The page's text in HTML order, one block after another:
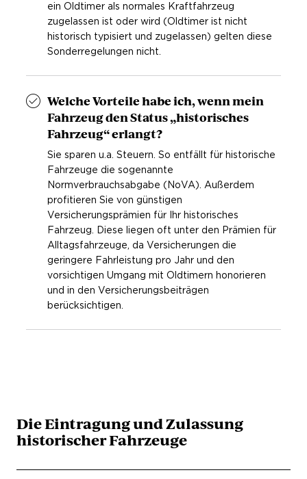
ein Oldtimer als normales Kraftfahrzeug
zugelassen ist oder wird (Oldtimer ist nicht
historisch typisiert und zugelassen) gelten diese
Sonderregelungen nicht.
Welche Vorteile habe ich, wenn mein
Fahrzeug den Status „historisches
Fahrzeug“ erlangt?
Sie sparen u.a. Steuern. So entfällt für historische
Fahrzeuge die sogenannte
Normverbrauchsabgabe (NoVA). Außerdem
profitieren Sie von günstigen
Versicherungsprämien für Ihr historisches
Fahrzeug. Diese liegen oft unter den Prämien für
Alltagsfahrzeuge, da Versicherungen die
geringere Fahrleistung pro Jahr und den
vorsichtigen Umgang mit Oldtimern honorieren
und in den Versicherungsbeiträgen
berücksichtigen.
Die Eintragung und Zulassung
historischer Fahrzeuge